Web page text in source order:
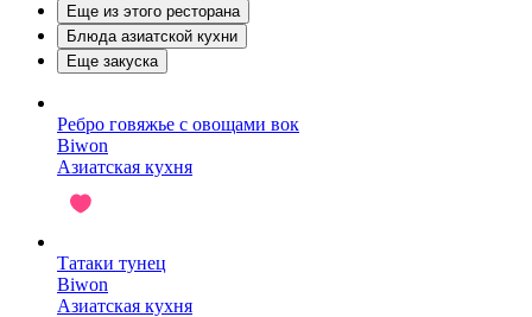
Еще из этого ресторана
Блюда азиатской кухни
Еще закуска
Ребро говяжье с овощами вок
Biwon
Азиатская кухня
Татаки тунец
Biwon
Азиатская кухня